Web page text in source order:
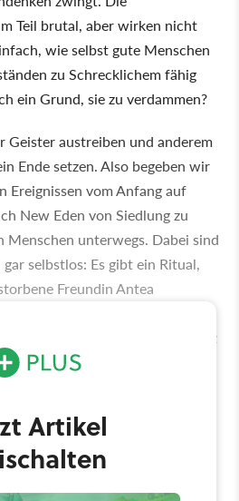
Teil brutal, aber wirken nicht
wie selbst gute Menschen
zu Schrecklichem fähig
ein Grund, sie zu verdammen?
Geister austreiben und anderem
Ende setzen. Also begeben wir
Ereignissen vom Anfang auf
New Eden von Siedlung zu
Menschen unterwegs. Dabei sind
selbstlos: Es gibt ein Ritual,
Freundin Antea
könnten. Dazu müssen
opfern und deren Lebensessenz
Artikel